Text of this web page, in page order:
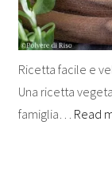
Ricetta facile e
Una ricetta
famiglia… Read